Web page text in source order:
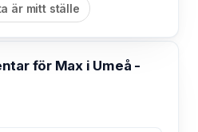
är mitt ställe
för Max i Umeå -